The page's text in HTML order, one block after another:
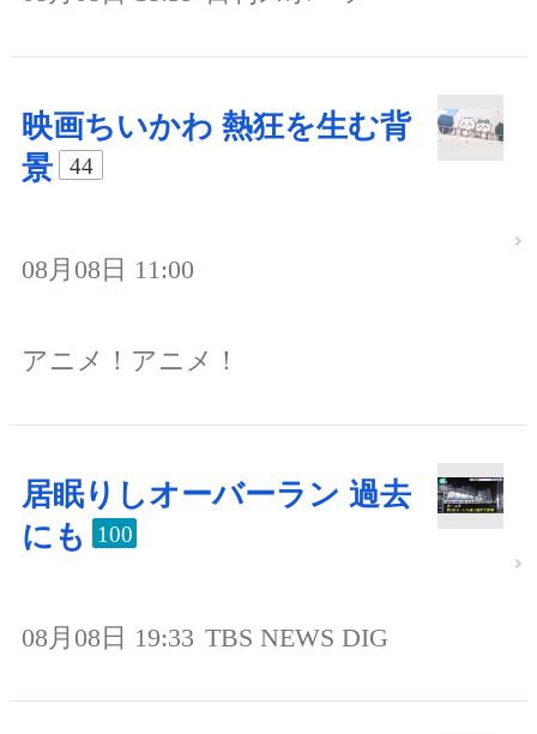
映画ちいかわ 熱狂を生む背
景
44
08月08日 11:00
アニメ！アニメ！
居眠りしオーバーラン 過去
にも
100
08月08日 19:33 TBS NEWS DIG